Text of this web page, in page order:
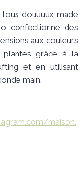
douuuux made
confectionne des
aux couleurs
plantes grâce à la
et en utilisant
main.
maison.